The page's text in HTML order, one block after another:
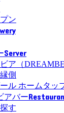
ン
Server
ア（
側
ル ホームタッ
アバー
す